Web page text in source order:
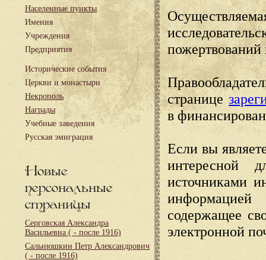
Населенные пункты
Имения
Учреждения
Предприятия
Исторические события
Церкви и монастыри
Некрополь
Награды
Учебные заведения
Русская эмиграция
Новые
персональные
страницы
Серговская Александра
Васильевна ( - после 1916)
Сальнюшкин Петр Александрович
( - после 1916)
пожертвований
странице
в
Если вы
интересной
источниками
содержащее
электронной